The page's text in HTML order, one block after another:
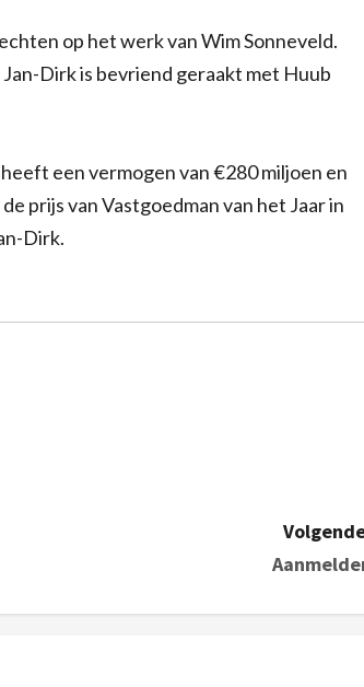
op het werk van Wim Sonneveld.
Dirk is bevriend geraakt met Huub
een vermogen van €280 miljoen en
prijs van Vastgoedman van het Jaar in
Dirk.